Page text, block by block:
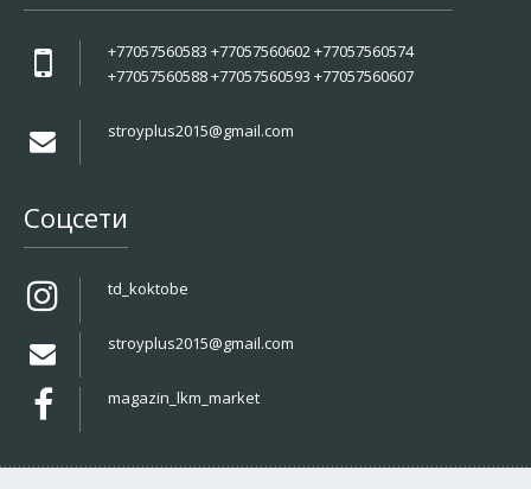
+77057560583 +77057560602 +77057560574
+77057560588 +77057560593 +77057560607
stroyplus2015@gmail.com
Соцсети
td_koktobe
stroyplus2015@gmail.com
magazin_lkm_market